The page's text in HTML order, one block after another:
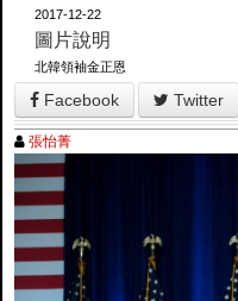
2017-12-22
圖片說明
北韓領袖金正恩
Facebook Twitter
張怡菁